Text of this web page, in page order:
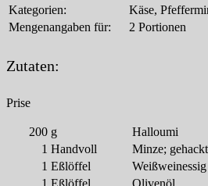
Kategorien:
Käse,
Mengenangaben für:
2 Portionen
Zutaten:
Prise
200 g
Halloumi
1 Handvoll
Minze; gehackt
1 Eßlöffel
Weißweinessig
1 Eßlöffel
Olivenöl